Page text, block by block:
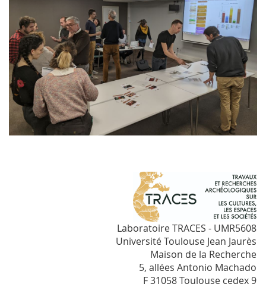
Laboratoire TRACES - UMR5608
Université Toulouse Jean Jaurès
Maison de la Recherche
5, allées Antonio Machado
F 31058 Toulouse cedex 9